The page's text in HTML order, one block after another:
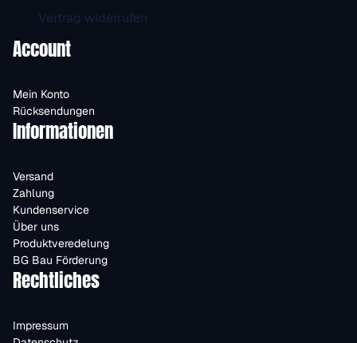
Vertrag widerrufen
Account
Mein Konto
Rücksendungen
Informationen
Versand
Zahlung
Kundenservice
Über uns
Produktveredelung
BG Bau Förderung
Rechtliches
Impressum